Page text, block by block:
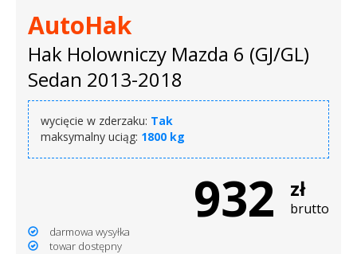
AutoHak
Hak Holowniczy Mazda 6 (GJ/GL)
Sedan 2013-2018
wycięcie w zderzaku: Tak
maksymalny uciąg: 1800 kg
932 zł
brutto
darmowa wysyłka
towar dostępny